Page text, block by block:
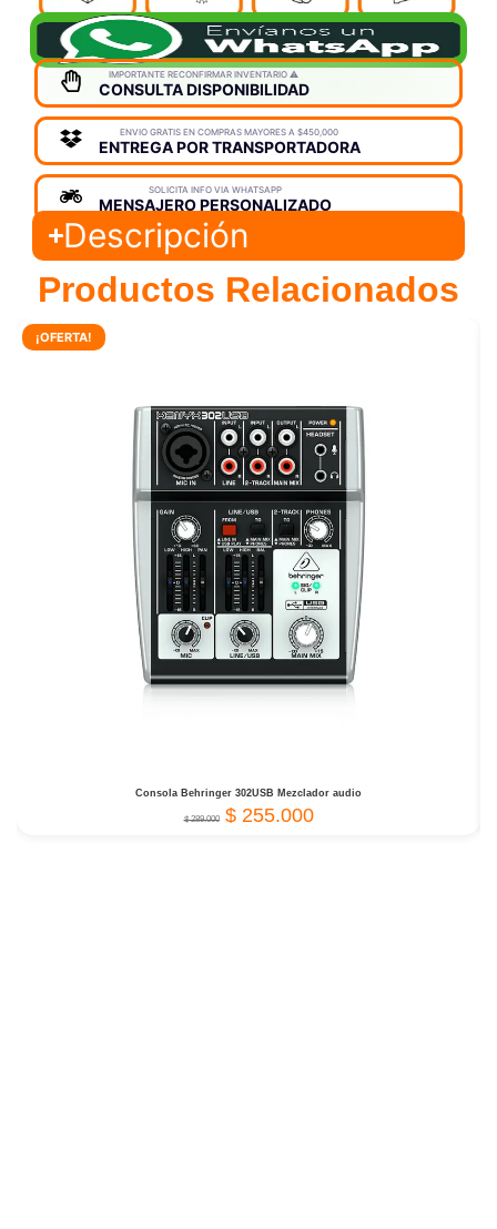
IMPORTANTE RECONFIRMAR INVENTARIO ⚠️
CONSULTA DISPONIBILIDAD
ENVIO GRATIS EN COMPRAS MAYORES A $450,000
ENTREGA POR TRANSPORTADORA
SOLICITA INFO VIA WHATSAPP
MENSAJERO PERSONALIZADO
Descripción
Productos Relacionados
¡OFERTA!
Consola Behringer 302USB Mezclador audio
$289.000 $255.000